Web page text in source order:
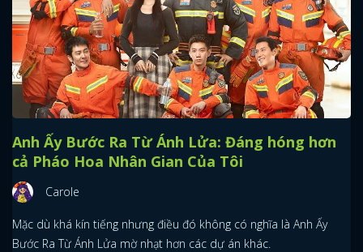
Anh Ấy Bước Ra Từ Ánh Lửa: Đáng hóng hơn
cả Pháo Hoa Nhân Gian Của Tôi
Carole
Mặc dù khá kín tiếng nhưng điều đó không có nghĩa là Anh Ấy
Bước Ra Từ Ánh Lửa mờ nhạt hơn các dự án khác.